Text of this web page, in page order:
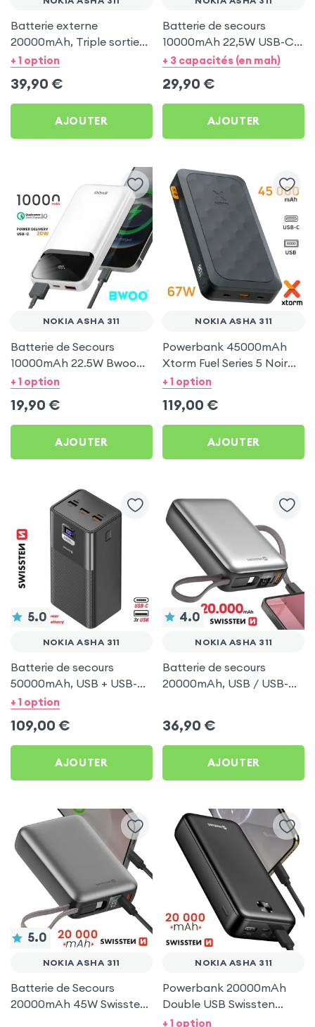
Batterie externe
20000mAh, Triple sortie
USB-C + USB - Bigben
+ 1 option
39,90 €
AJOUTER
Batterie de secours
10000mAh 22,5W USB-C +
2x USB - Obal:Me pour
+ 3 capacités (en mah)
29,90 €
AJOUTER
NOKIA ASHA 311
Batterie de Secours
10000mAh 22.5W Bwoo
Blanc pour Nokia Asha
+ 1 option
19,90 €
AJOUTER
NOKIA ASHA 311
Powerbank 45000mAh
Xtorm Fuel Series 5 Noir
Minuit pour Nokia Asha
+ 1 option
119,00 €
AJOUTER
5.0
NOKIA ASHA 311
Batterie de secours
50000mAh, USB + USB-C
100W, Swissten pour
+ 1 option
109,00 €
AJOUTER
4.0
NOKIA ASHA 311
Batterie de secours
20000mAh, USB / USB-C
36,90 €
AJOUTER
5.0
NOKIA ASHA 311
Batterie de Secours
20000mAh 45W Swissten
NOKIA ASHA 311
Powerbank 20000mAh
Double USB Swissten
Worx Pro pour Nokia
+ 1 option